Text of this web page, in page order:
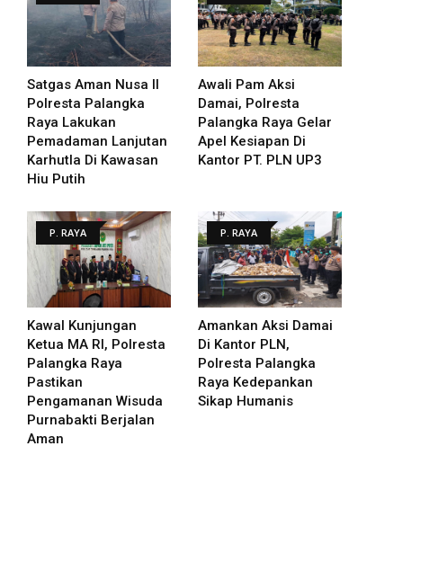
Satgas Aman Nusa II
Polresta Palangka
Raya Lakukan
Pemadaman Lanjutan
Karhutla Di Kawasan
Hiu Putih
Awali Pam Aksi
Damai, Polresta
Palangka Raya Gelar
Apel Kesiapan Di
Kantor PT. PLN UP3
P. RAYA
Kawal Kunjungan
Ketua MA RI, Polresta
Palangka Raya
Pastikan
Pengamanan Wisuda
Purnabakti Berjalan
Aman
P. RAYA
Amankan Aksi Damai
Di Kantor PLN,
Polresta Palangka
Raya Kedepankan
Sikap Humanis